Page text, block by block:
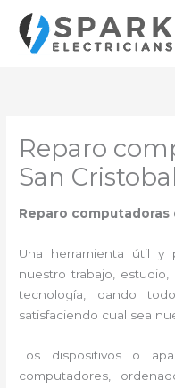
contenido
Reparo
San Cristobal
Reparo computadoras
Una herramienta útil
nuestro trabajo,
tecnología, dando
satisfaciendo cual sea
Los dispositivos o
computadores,